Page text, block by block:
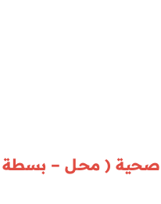
صحية ( محـل –